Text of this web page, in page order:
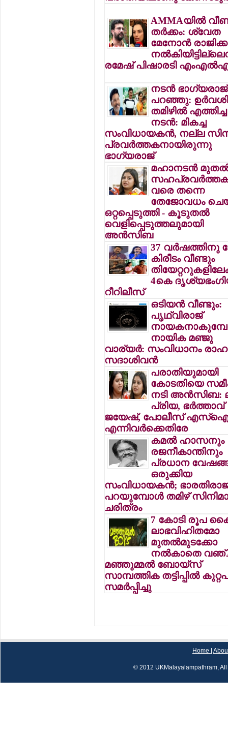
AMMAയില്‍
തര്‍ക്കം: ശ്വേത
മേനോന്‍
രമേഷ് പിഷാരടി
നടന്‍ ഭാഗ്യരാജ്
പറഞ്ഞു:
തമിഴില്‍ എത്തിച്ച
നടന്‍: മികച്ച
സംവിധായകന്‍, നല്ല
പ്രവര്‍ത്തകനായിരുന്നു
ഭാഗ്യരാജ്
മഹാനടന്‍
വരെ തന്നെ
തേജോവധം
ഒറ്റപ്പെടുത്തി - കൂടുതല്‍
വെളിപ്പെടുത്തലുമായി
അന്‍സിബ
37 വര്‍ഷത്തിനു
കിരീടം വീണ്ടും
4കെ
റീറിലീസ്
ഒടിയന്‍ വീണ്ടും:
പൃഥ്വിരാജ്
നായിക മഞ്ജു
വാര്യര്‍: സംവിധാനം
സദാശിവന്‍
പരാതിയുമായി
കോടതിയെ
നടി അന്‍സിബ:
പ്രിയ, ഭര്‍ത്താവ്
ജയേഷ്, പോലീസ്
എന്നിവര്‍ക്കെതിരേ
കമല്‍ ഹാസനും
രജനീകാന്തിനും
പ്രധാന
ഒരുക്കിയ
സംവിധായകന്‍; ഭാരതിരാജ
പറയുമ്പോള്‍ തമിഴ്
ചരിത്രം
7 കോടി രൂപ
ലാഭവിഹിതമോ
മുതല്‍മുടക്കോ
നല്‍കാതെ
മഞ്ഞുമ്മല്‍ ബോയ്‌സ്
സാമ്പത്തിക തട്ടിപ്പില്‍
സമര്‍പ്പിച്ചു
Home
© 2012 UKMalayalampathram,